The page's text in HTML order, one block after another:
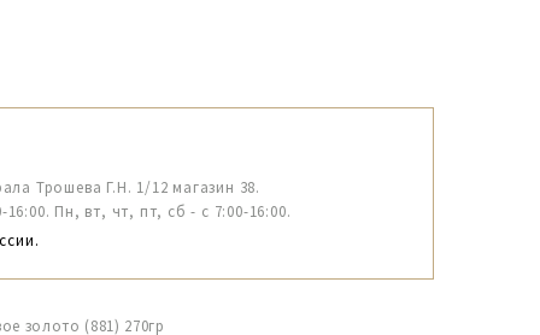
Трошева Г.Н. 1/12 магазин 38.
Пн, вт, чт, пт, сб - с 7:00-16:00.
золото (881) 270гр